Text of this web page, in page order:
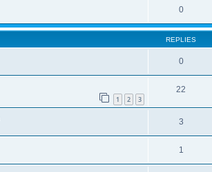
0
REPLIES
0
1 2 3
22
3
1